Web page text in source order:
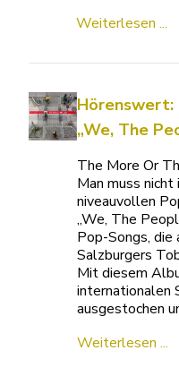
Weiterlesen ...
Hörenswert:
„We, The
The More Or
Man muss nicht
niveauvollen
„We, The
Pop-Songs,
Salzburgers
Mit diesem
internationalen
ausgestochen
Weiterlesen ...